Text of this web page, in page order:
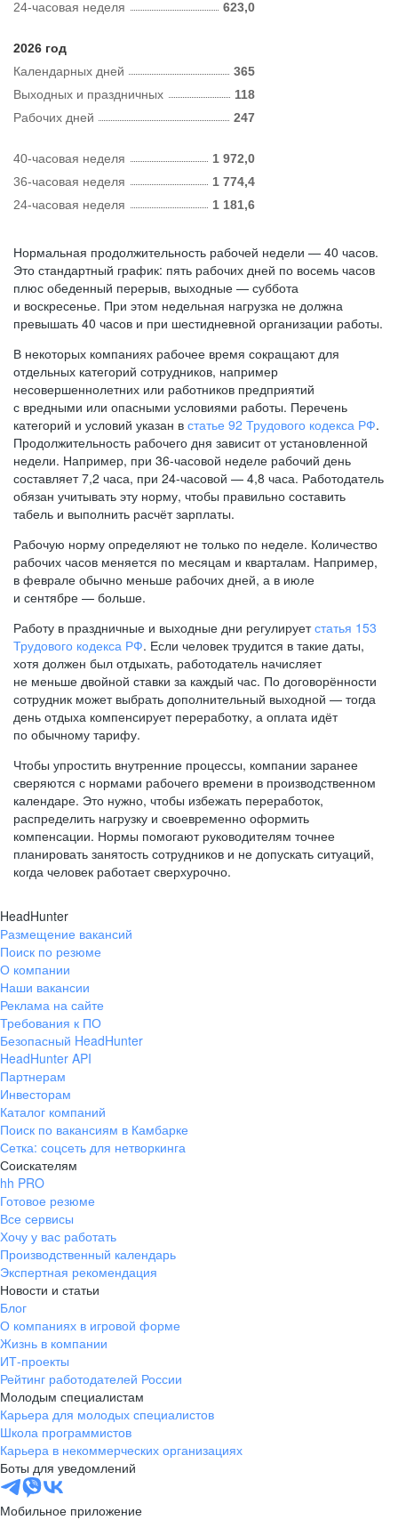
24-часовая неделя
623,0
2026 год
Календарных дней
365
Рабочих дней 247
Выходных и праздничных 118
40-часовая неделя
1 972,0
36-часовая неделя
1 774,4
24-часовая неделя
1 181,6
Нормальная продолжительность рабочей недели — 40 часов.
Это стандартный график: пять рабочих дней по восемь часов
плюс обеденный перерыв, выходные — суббота
и воскресенье. При этом недельная нагрузка не должна
превышать 40 часов и при шестидневной организации работы.
В некоторых компаниях рабочее время сокращают для
отдельных категорий сотрудников, например
несовершеннолетних или работников предприятий
с вредными или опасными условиями работы. Перечень
категорий и условий указан в статье 92 Трудового кодекса РФ.
Продолжительность рабочего дня зависит от установленной
недели. Например, при 36-часовой неделе рабочий день
составляет 7,2 часа, при 24-часовой — 4,8 часа. Работодатель
обязан учитывать эту норму, чтобы правильно составить
табель и выполнить расчёт зарплаты.
Рабочую норму определяют не только по неделе. Количество
рабочих часов меняется по месяцам и кварталам. Например,
в феврале обычно меньше рабочих дней, а в июле
и сентябре — больше.
Работу в праздничные и выходные дни регулируетстатья 153
Трудового кодекса РФ. Если человек трудится в такие даты,
хотя должен был отдыхать, работодатель начисляет
не меньше двойной ставки за каждый час. По договорённости
сотрудник может выбрать дополнительный выходной — тогда
день отдыха компенсирует переработку, а оплата идёт
по обычному тарифу.
Чтобы упростить внутренние процессы, компании заранее
сверяются с нормами рабочего времени в производственном
календаре. Это нужно, чтобы избежать переработок,
распределить нагрузку и своевременно оформить
компенсации. Нормы помогают руководителям точнее
планировать занятость сотрудников и не допускать ситуаций,
когда человек работает сверхурочно.
HeadHunter
Размещение вакансий
Поиск по резюме
О компании
Наши вакансии
Реклама на сайте
Требования к ПО
Безопасный HeadHunter
HeadHunter API
Партнерам
Инвесторам
Каталог компаний
Поиск по вакансиям в Камбарке
Сетка: соцсеть для нетворкинга
Соискателям
hh PRO
Готовое резюме
Все сервисы
Хочу у вас работать
Производственный календарь
Экспертная рекомендация
Новости и статьи
Блог
О компаниях в игровой форме
Жизнь в компании
ИТ-проекты
Рейтинг работодателей России
Молодым специалистам
Карьера для молодых специалистов
Школа программистов
Карьера в некоммерческих организациях
Боты для уведомлений
Мобильное приложение